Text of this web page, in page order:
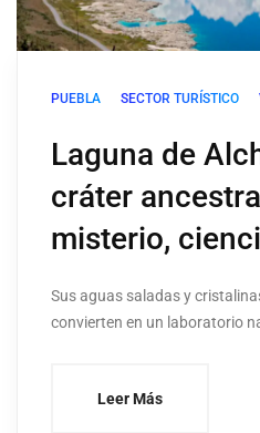
PUEBLA SECTOR TURÍSTICO
Laguna de
cráter
misterio,
Sus aguas saladas y
convierten en un laboratorio
Leer Más